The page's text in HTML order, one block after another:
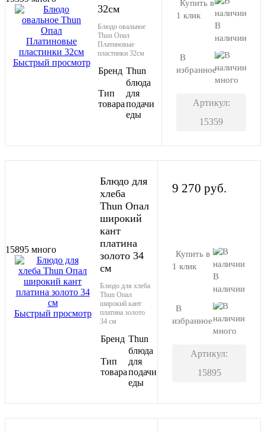
Быстрый просмотр
32см
Блюдо овальное
Thun Опал
Платиновые
пластинки 32см
Бренд Thun
Тип
товара
блюда
для
подачи
еды
Купить в
1 клик
В
наличии
В
избранное
много
Артикул:
15359
15895 много
Быстрый просмотр
Блюдо для
хлеба
Thun Опал
широкий
кант
платина
золото 34
см
Блюдо для хлеба
Thun Опал
широкий кант
платина золото
34 см
Бренд Thun
Тип
товара
блюда
для
подачи
еды
9 270 руб.
Купить в
1 клик
В
наличии
В
избранное
много
Артикул:
15895